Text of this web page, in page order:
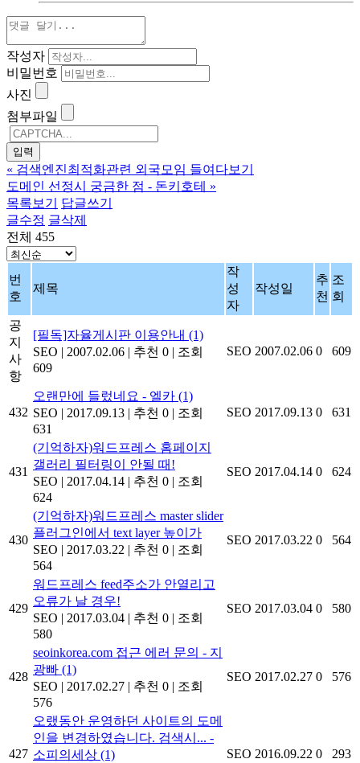
작성자
비밀번호
사진
첨부파일
« 검색엔진최적화관련 외국모임 들여다보기
도메인 선정시 궁금한 점 - 돈키호테 »
목록보기
답글쓰기
글수정 글삭제
전체 455
번
호
제목
작
성
자
작성일
추
천
조
회
공
지
사
항
[필독]자율게시판 이용안내 (1)
SEO | 2007.02.06 | 추천 0 | 조회
609
SEO 2007.02.06 0 609
432
오랜만에 들렀네요 - 엘카 (1)
SEO | 2017.09.13 | 추천 0 | 조회
631
SEO 2017.09.13 0 631
431
(기억하자)워드프레스 홈페이지
갤러리 필터링이 안될 때!
SEO | 2017.04.14 | 추천 0 | 조회
624
SEO 2017.04.14 0 624
430
(기억하자)워드프레스 master slider
플러그인에서 text layer 높이가
SEO | 2017.03.22 | 추천 0 | 조회
564
SEO 2017.03.22 0 564
429
워드프레스 feed주소가 안열리고
오류가 날 경우!
SEO | 2017.03.04 | 추천 0 | 조회
580
SEO 2017.03.04 0 580
428
seoinkorea.com 접근 에러 문의 - 지
광빠 (1)
SEO | 2017.02.27 | 추천 0 | 조회
576
SEO 2017.02.27 0 576
427
오랬동안 운영하던 사이트의 도메
인을 변경하였습니다. 검색시... -
소피의세상 (1)
SEO 2016.09.22 0 293